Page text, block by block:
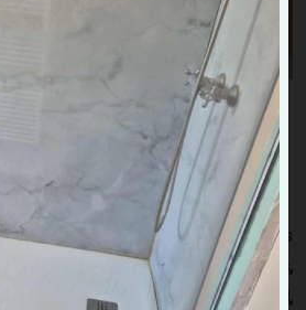
poêles,
chaudières
réalise le ramonage de différents
bois, poêles à granulés ou pellets,
et chaudières (gaz, fioul,